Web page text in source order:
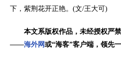
下，紫荆花开正艳。(文/王大可)
本文系版权作品，未经授权严
——海外网或“海客”客户端，领先